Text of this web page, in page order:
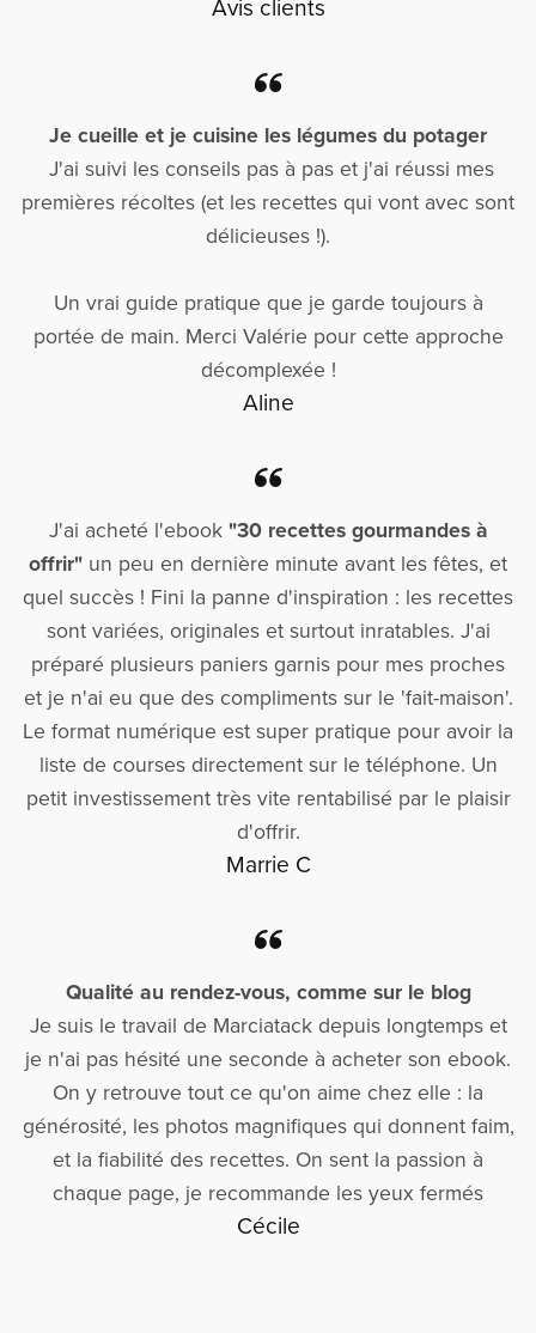
Avis clients
Je cueille et je cuisine les légumes du potager
J'ai suivi les conseils pas à pas et j'ai réussi mes
premières récoltes (et les recettes qui vont avec sont
délicieuses !).
Un vrai guide pratique que je garde toujours à
portée de main. Merci Valérie pour cette approche
décomplexée !
Aline
J'ai acheté l'ebook "30 recettes gourmandes à
offrir" un peu en dernière minute avant les fêtes, et
quel succès ! Fini la panne d'inspiration : les recettes
sont variées, originales et surtout inratables. J'ai
préparé plusieurs paniers garnis pour mes proches
et je n'ai eu que des compliments sur le 'fait-maison'.
Le format numérique est super pratique pour avoir la
liste de courses directement sur le téléphone. Un
petit investissement très vite rentabilisé par le plaisir
d'offrir.
Marrie C
Qualité au rendez-vous, comme sur le blog
Je suis le travail de Marciatack depuis longtemps et
je n'ai pas hésité une seconde à acheter son ebook.
On y retrouve tout ce qu'on aime chez elle : la
générosité, les photos magnifiques qui donnent faim,
et la fiabilité des recettes. On sent la passion à
chaque page, je recommande les yeux fermés
Cécile